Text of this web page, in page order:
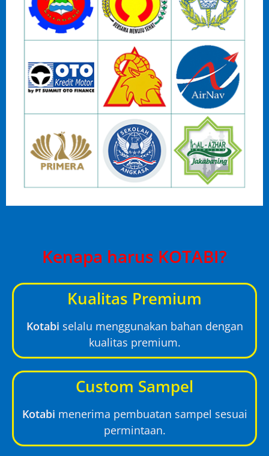
Kenapa harus KOTABI?
Kualitas Premium
Kotabi selalu menggunakan bahan dengan
kualitas premium.
Custom Sampel
Kotabi menerima pembuatan sampel sesuai
permintaan.